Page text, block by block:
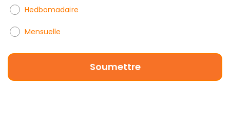
Hedbomadaire
Mensuelle